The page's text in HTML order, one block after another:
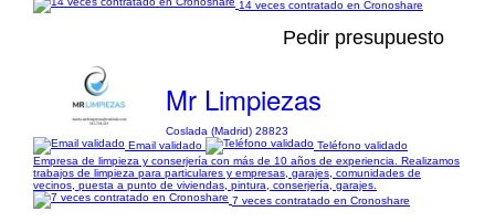
14 veces contratado en Cronoshare
Pedir presupuesto
Mr Limpiezas
Coslada (Madrid) 28823
Email validado
Teléfono validado
Empresa de limpieza y conserjería con más de 10 años de experiencia. Realizamos
trabajos de limpieza para particulares y empresas, garajes, comunidades de
vecinos, puesta a punto de viviendas, pintura, conserjería, garajes.
7 veces contratado en Cronoshare